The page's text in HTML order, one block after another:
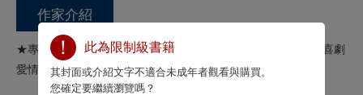
作家介紹
★專情的超寵溺系男友ｘ好騙的天真受寵男★攻受角力之爭的喜劇
愛情故事★隨書附贈：雙面小卡一張
此為限制級書籍
其封面或介紹文字不適合未成年者觀看與購買。
您確定要繼續瀏覽嗎？